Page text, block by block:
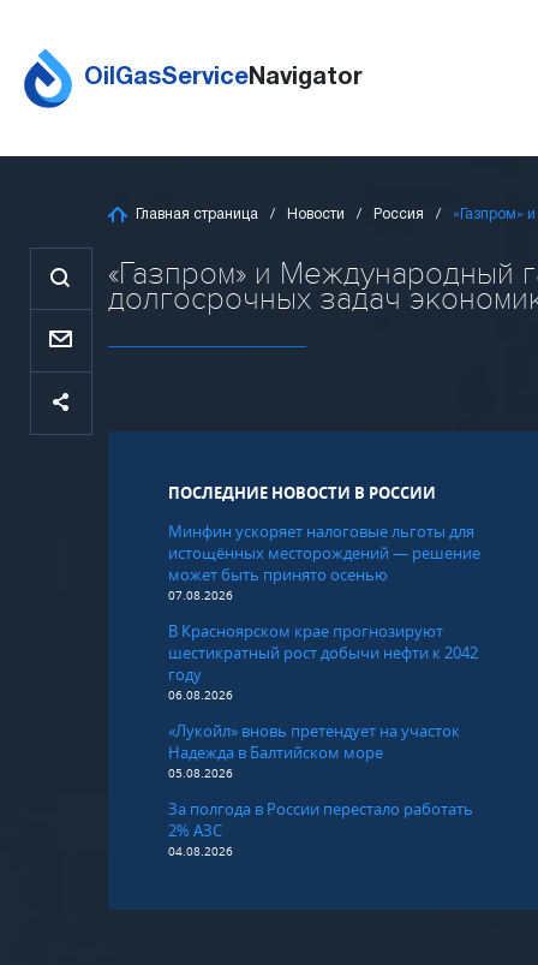
OilGasServiceNavigator
Главная страница Новости Россия «Газпром»
«Газпром» и Международный
долгосрочных задач
ПОСЛЕДНИЕ НОВОСТИ В РОССИИ
Минфин ускоряет налоговые льготы для
истощённых месторождений — решение
может быть принято осенью
07.08.2026
В Красноярском крае прогнозируют
шестикратный рост добычи нефти к 2042
году
06.08.2026
«Лукойл» вновь претендует на участок
Надежда в Балтийском море
05.08.2026
За полгода в России перестало работать
2% АЗС
04.08.2026